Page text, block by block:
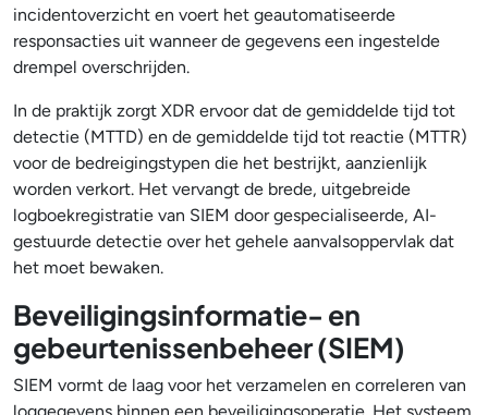
incidentoverzicht en voert het geautomatiseerde
responsacties uit wanneer de gegevens een ingestelde
drempel overschrijden.
In de praktijk zorgt XDR ervoor dat de gemiddelde tijd tot
detectie (MTTD) en de gemiddelde tijd tot reactie (MTTR)
voor de bedreigingstypen die het bestrijkt, aanzienlijk
worden verkort. Het vervangt de brede, uitgebreide
logboekregistratie van SIEM door gespecialiseerde, AI-
gestuurde detectie over het gehele aanvalsoppervlak dat
het moet bewaken.
Beveiligingsinformatie- en
gebeurtenissenbeheer (SIEM)
SIEM vormt de laag voor het verzamelen en correleren van